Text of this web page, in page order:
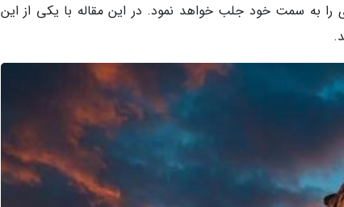
به سمت خود جلب خواهد نمود. در این مقاله با یکی از این